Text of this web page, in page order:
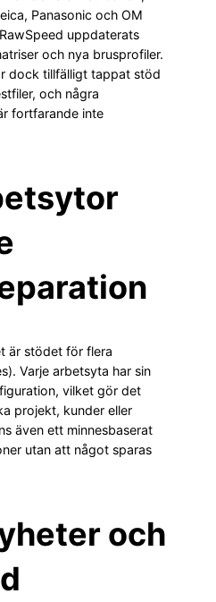
Panasonic och OM
uppdaterats
och nya brusprofiler.
dock tillfälligt tappat stöd
och några
fortfarande inte
är stödet för flera
Varje arbetsyta har sin
vilket gör det
projekt, kunder eller
även ett minnesbaserat
utan att något sparas
och